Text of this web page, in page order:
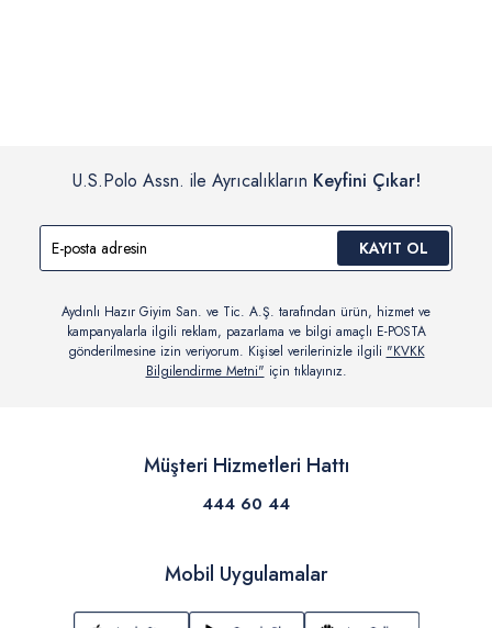
U.S.Polo Assn. ile Ayrıcalıkların Keyfini Çıkar!
KAYIT OL
Aydınlı Hazır Giyim San. ve Tic. A.Ş. tarafından ürün, hizmet ve
kampanyalarla ilgili reklam, pazarlama ve bilgi amaçlı E-POSTA
gönderilmesine izin veriyorum. Kişisel verilerinizle ilgili "KVKK
Bilgilendirme Metni" için tıklayınız.
Müşteri Hizmetleri Hattı
444 60 44
Mobil Uygulamalar